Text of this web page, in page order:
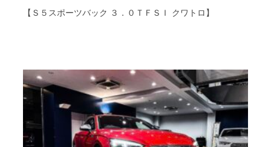
【Ｓ５スポーツバック ３．０ＴＦＳＩ クワトロ】